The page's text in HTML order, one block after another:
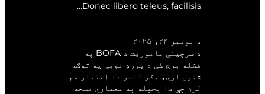
Donec libero teleus, facilisis…
د نومبر ۲۴، ۲۰۲۵
د سرچینې ماموریت د BOFA په
فضله برج کې د بورډ لوبې په توګه
شتون لري، مګر تاسو دا اختیار هم
لرئ چې دا پخپله په معیاري نسخه